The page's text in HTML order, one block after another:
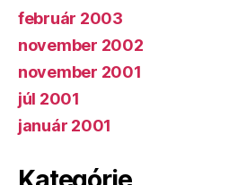
február 2003
november 2002
november 2001
júl 2001
január 2001